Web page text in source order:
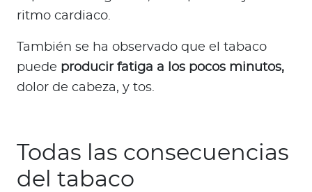
ritmo cardiaco.
También se ha observado que el tabaco
puede producir fatiga a los pocos minutos,
dolor de cabeza, y tos.
Todas las consecuencias
del tabaco